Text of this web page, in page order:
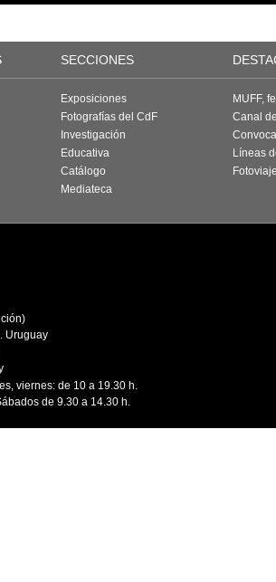
SECCIONES
Exposiciones
Fotografías del CdF
Investigación
Educativa
Catálogo
Mediateca
MUFF,
Canal
Líneas
Uruguay
viernes: de 10 a 19.30 h.
de 9.30 a 14.30 h.